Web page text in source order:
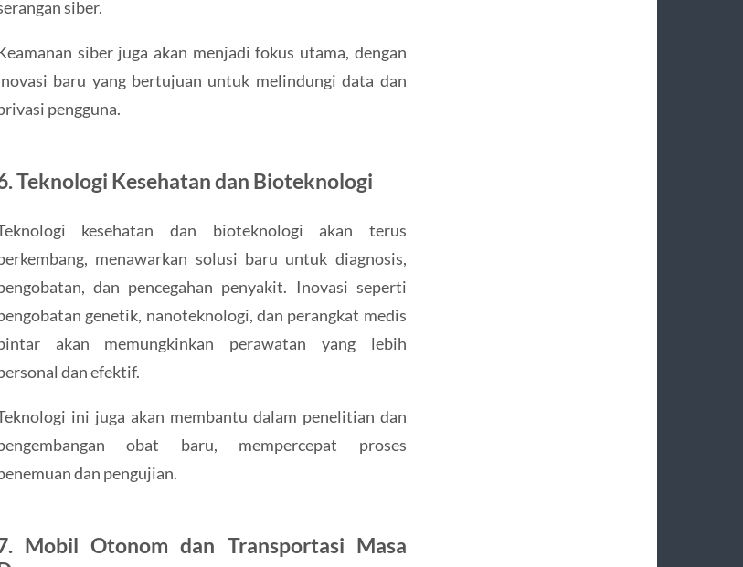
siber.
siber juga akan menjadi fokus utama, dengan
baru yang bertujuan untuk melindungi data dan
pengguna.
Teknologi Kesehatan dan Bioteknologi
kesehatan dan bioteknologi akan terus
menawarkan solusi baru untuk diagnosis,
dan pencegahan penyakit. Inovasi seperti
genetik, nanoteknologi, dan perangkat medis
akan memungkinkan perawatan yang lebih
dan efektif.
ini juga akan membantu dalam penelitian dan
obat baru, mempercepat proses
dan pengujian.
Mobil Otonom dan Transportasi Masa